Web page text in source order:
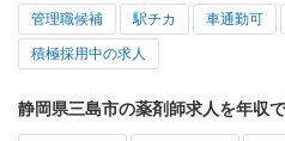
管理職候補 駅チカ 車通勤可
積極採用中の求人
静岡県三島市の薬剤師求人を年収